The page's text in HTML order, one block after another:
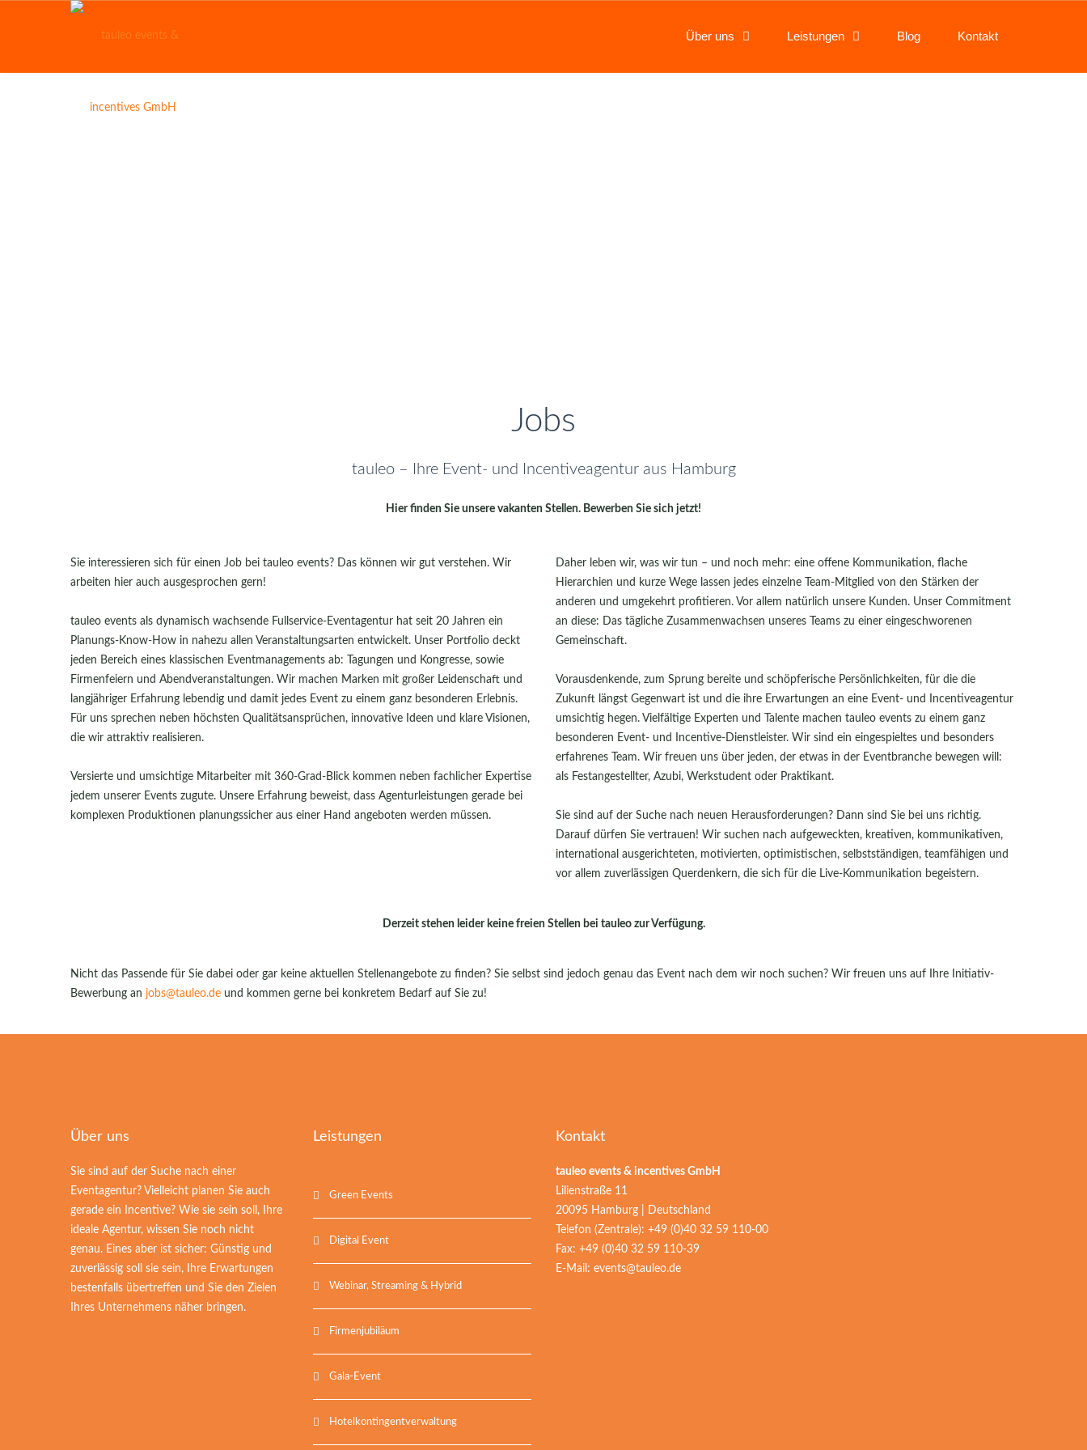
Über uns Leistungen Blog Kontakt
Jobs
tauleo – Ihre Event- und Incentiveagentur aus Hamburg
Hier finden Sie unsere vakanten Stellen. Bewerben Sie sich jetzt!
Sie interessieren sich für einen Job bei tauleo events? Das können wir gut verstehen. Wir
arbeiten hier auch ausgesprochen gern!
tauleo events als dynamisch wachsende Fullservice-Eventagentur hat seit 20 Jahren ein
Planungs-Know-How in nahezu allen Veranstaltungsarten entwickelt. Unser Portfolio deckt
jeden Bereich eines klassischen Eventmanagements ab: Tagungen und Kongresse, sowie
Firmenfeiern und Abendveranstaltungen. Wir machen Marken mit großer Leidenschaft und
langjähriger Erfahrung lebendig und damit jedes Event zu einem ganz besonderen Erlebnis.
Für uns sprechen neben höchsten Qualitätsansprüchen, innovative Ideen und klare Visionen,
die wir attraktiv realisieren.
Versierte und umsichtige Mitarbeiter mit 360-Grad-Blick kommen neben fachlicher Expertise
jedem unserer Events zugute. Unsere Erfahrung beweist, dass Agenturleistungen gerade bei
komplexen Produktionen planungssicher aus einer Hand angeboten werden müssen.
Daher leben wir, was wir tun – und noch mehr: eine offene Kommunikation, flache
Hierarchien und kurze Wege lassen jedes einzelne Team-Mitglied von den Stärken der
anderen und umgekehrt profitieren. Vor allem natürlich unsere Kunden. Unser Commitment
an diese: Das tägliche Zusammenwachsen unseres Teams zu einer eingeschworenen
Gemeinschaft.
Vorausdenkende, zum Sprung bereite und schöpferische Persönlichkeiten, für die die
Zukunft längst Gegenwart ist und die ihre Erwartungen an eine Event- und Incentiveagentur
umsichtig hegen. Vielfältige Experten und Talente machen tauleo events zu einem ganz
besonderen Event- und Incentive-Dienstleister. Wir sind ein eingespieltes und besonders
erfahrenes Team. Wir freuen uns über jeden, der etwas in der Eventbranche bewegen will:
als Festangestellter, Azubi, Werkstudent oder Praktikant.
Sie sind auf der Suche nach neuen Herausforderungen? Dann sind Sie bei uns richtig.
Darauf dürfen Sie vertrauen! Wir suchen nach aufgeweckten, kreativen, kommunikativen,
international ausgerichteten, motivierten, optimistischen, selbstständigen, teamfähigen und
vor allem zuverlässigen Querdenkern, die sich für die Live-Kommunikation begeistern.
Derzeit stehen leider keine freien Stellen bei tauleo zur Verfügung.
Nicht das Passende für Sie dabei oder gar keine aktuellen Stellenangebote zu finden? Sie selbst sind jedoch genau das Event nach dem wir noch suchen? Wir freuen uns auf Ihre Initiativ-
Bewerbung an jobs@tauleo.de und kommen gerne bei konkretem Bedarf auf Sie zu!
Über uns
Sie sind auf der Suche nach einer
Eventagentur? Vielleicht planen Sie auch
gerade ein Incentive? Wie sie sein soll, Ihre
ideale Agentur, wissen Sie noch nicht
genau. Eines aber ist sicher: Günstig und
zuverlässig soll sie sein, Ihre Erwartungen
bestenfalls übertreffen und Sie den Zielen
Ihres Unternehmens näher bringen.
Leistungen
Green Events
Digital Event
Webinar, Streaming & Hybrid
Firmenjubiläum
Gala-Event
Hotelkontingentverwaltung
Kontakt
tauleo events & incentives GmbH
Lilienstraße 11
20095 Hamburg | Deutschland
Telefon (Zentrale): +49 (0)40 32 59 110-00
Fax: +49 (0)40 32 59 110-39
E-Mail: events@tauleo.de